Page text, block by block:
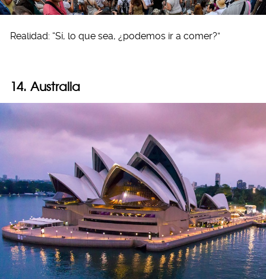
Realidad: “Sí, lo que sea, ¿podemos ir a comer?”
14. Australia